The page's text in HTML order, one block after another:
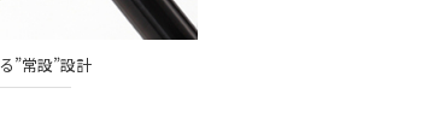
”常設”設計